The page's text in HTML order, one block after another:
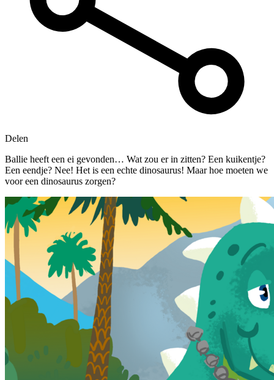
Delen
Ballie heeft een ei gevonden… Wat zou er in zitten? Een kuikentje?
Een eendje? Nee! Het is een echte dinosaurus! Maar hoe moeten we
voor een dinosaurus zorgen?